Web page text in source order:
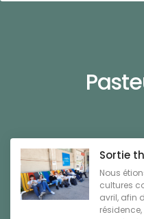
Sortie
Nous
cultures
avril, afin